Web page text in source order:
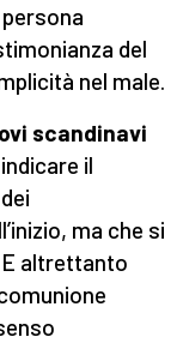
del
nel male.
scandinavi
il
ma che si
E altrettanto